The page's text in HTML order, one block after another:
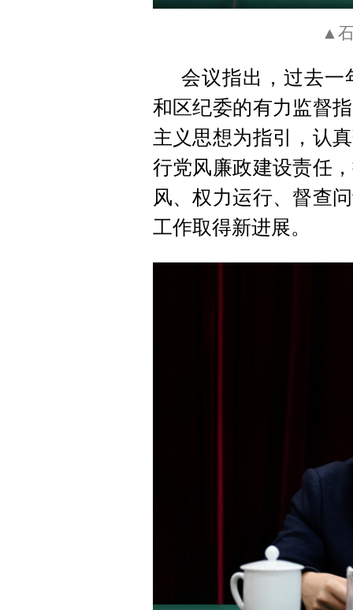
▲
会议指出，过去一
和区纪委的有力监督
主义思想为指引，认
行党风廉政建设责任
风、权力运行、督查
工作取得新进展。